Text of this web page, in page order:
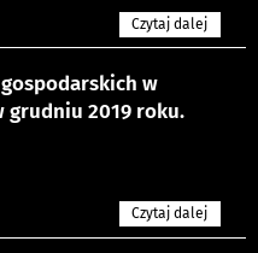
Czytaj dalej
w
2019 roku.
Czytaj dalej